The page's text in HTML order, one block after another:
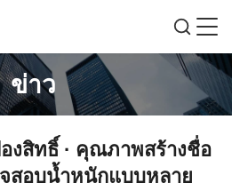
ข่าว
งสิทธิ์ · คุณภาพสร้างชื่อ
จสอบน้ำหนักแบบหลาย